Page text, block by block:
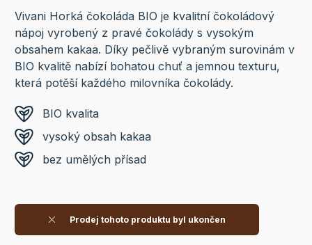
Vivani Horká čokoláda BIO je kvalitní čokoládový
nápoj vyrobený z pravé čokolády s vysokým
obsahem kakaa. Díky pečlivě vybraným surovinám v
BIO kvalitě nabízí bohatou chuť a jemnou texturu,
která potěší každého milovníka čokolády.
BIO kvalita
vysoký obsah kakaa
bez umělých přísad
Prodej tohoto produktu byl ukončen